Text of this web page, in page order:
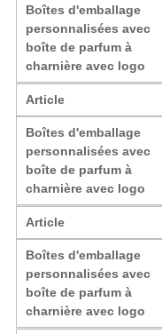
Boîtes d'emballage
personnalisées avec
boîte de parfum à
charnière avec logo
Article
Boîtes d'emballage
personnalisées avec
boîte de parfum à
charnière avec logo
Article
Boîtes d'emballage
personnalisées avec
boîte de parfum à
charnière avec logo